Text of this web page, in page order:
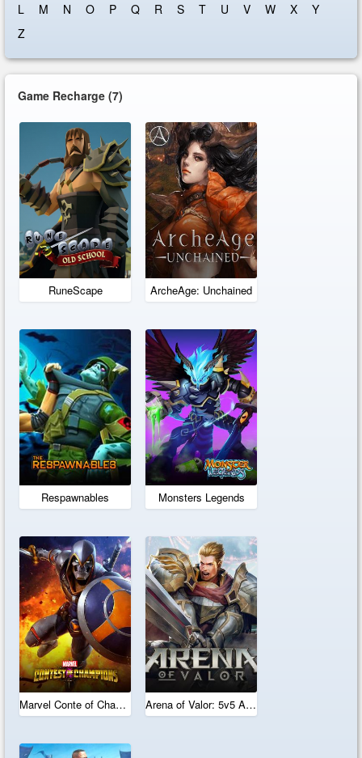
L
M N O P Q R S T U V W X
Y
Z
Game Recharge(7)
RuneScape ArcheAge: Unchained
Respawnables Monsters Legends
Marvel Conte of Champions Arena of Valor: 5v5 Arena Game